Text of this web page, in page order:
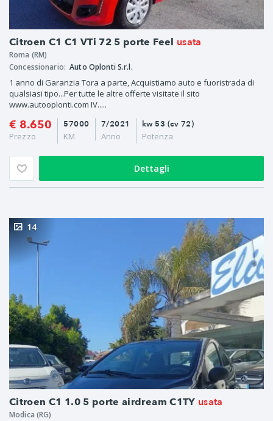
Citroen C1 C1 VTi 72 5 porte Feel usata
Roma (RM)
Concessionario: Auto Oplonti S.r.l.
1 anno di Garanzia Tora a parte, Acquistiamo auto e fuoristrada di
qualsiasi tipo...Per tutte le altre offerte visitate il sito
www.autooplonti.com IV.....
€ 8.650
Prezzo
7/2021
Anno
57000
KM
kw 53 (cv 72)
Potenza
Dettagli
Citroen C1 1.0 5 porte airdream C1TY usata
14
Modica (RG)